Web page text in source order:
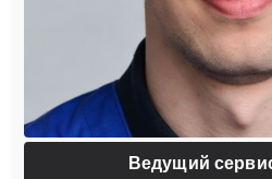
Ведущий